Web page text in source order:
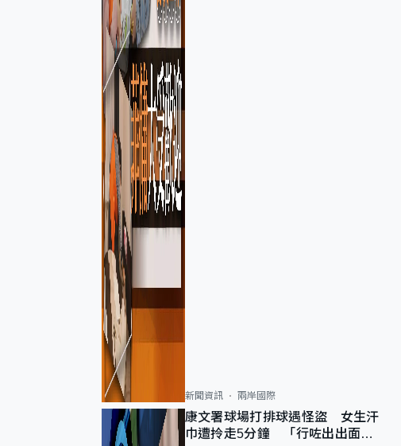
新聞資訊 兩岸國際
康文署球場打排球遇怪盜 女生汗
巾遭拎走5分鐘 「行咗出出面唔